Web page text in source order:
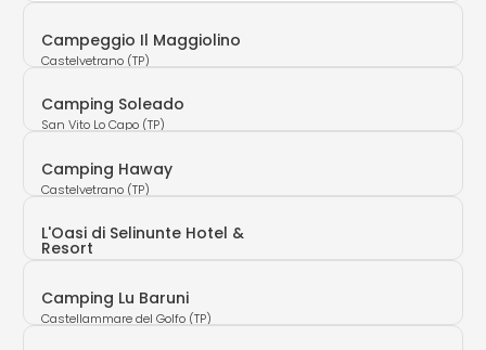
Campeggio Il Maggiolino
Castelvetrano (TP)
Camping Soleado
San Vito Lo Capo (TP)
Camping Haway
Castelvetrano (TP)
L'Oasi di Selinunte Hotel &
Resort
Camping Lu Baruni
Castellammare del Golfo (TP)